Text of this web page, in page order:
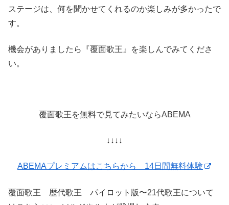
ステージは、何を聞かせてくれるのか楽しみが多かったで
す。
機会がありましたら『覆面歌王』を楽しんでみてくださ
い。
覆面歌王を無料で見てみたいならABEMA
↓↓↓↓
ABEMAプレミアムはこちらから 14日間無料体験
覆面歌王 歴代歌王 パイロット版〜21代歌王について